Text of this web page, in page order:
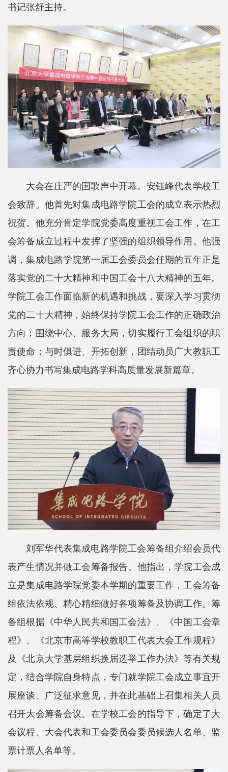
师
资
学
研
党
思
政
培
养
平
台
基
地
学
生
工
作
招
贤
友
中
心
书记张舒主持。
大会在庄严的国歌声中开幕。安钰峰代表学校工
会致辞。他首先对集成电路学院工会的成立表示热烈
祝贺。他充分肯定学院党委高度重视工会工作，在工
会筹备成立过程中发挥了坚强的组织领导作用。他强
调，集成电路学院第一届工会委员会任期的五年正是
落实党的二十大精神和中国工会十八大精神的五年。
学院工会工作面临新的机遇和挑战，要深入学习贯彻
党的二十大精神，始终保持学院工会工作的正确政治
方向；围绕中心、服务大局，切实履行工会组织的职
责使命；与时俱进、开拓创新，团结动员广大教职工
齐心协力书写集成电路学科高质量发展新篇章。
刘军华代表集成电路学院工会筹备组介绍会员代
表产生情况并做工会筹备报告。他指出，学院工会成
立是集成电路学院党委本学期的重要工作，工会筹备
组依法依规、精心精细做好各项筹备及协调工作。筹
备组根据《中华人民共和国工会法》、《中国工会章
程》、《北京市高等学校教职工代表大会工作规程》
及《北京大学基层组织换届选举工作办法》等有关规
定，结合学院自身特点，专门就学院工会成立事宜开
展座谈、广泛征求意见，并在此基础上召集相关人员
召开大会筹备会议。在学校工会的指导下，确定了大
会议程、大会代表和工会委员会委员候选人名单、监
票计票人名单等。